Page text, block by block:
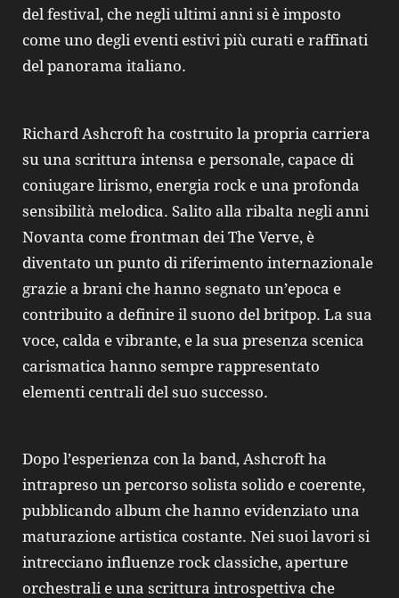
del festival, che negli ultimi anni si è imposto
come uno degli eventi estivi più curati e raffinati
del panorama italiano.
Richard Ashcroft ha costruito la propria carriera
su una scrittura intensa e personale, capace di
coniugare lirismo, energia rock e una profonda
sensibilità melodica. Salito alla ribalta negli anni
Novanta come frontman dei The Verve, è
diventato un punto di riferimento internazionale
grazie a brani che hanno segnato un’epoca e
contribuito a definire il suono del britpop. La sua
voce, calda e vibrante, e la sua presenza scenica
carismatica hanno sempre rappresentato
elementi centrali del suo successo.
Dopo l’esperienza con la band, Ashcroft ha
intrapreso un percorso solista solido e coerente,
pubblicando album che hanno evidenziato una
maturazione artistica costante. Nei suoi lavori si
intrecciano influenze rock classiche, aperture
orchestrali e una scrittura introspettiva che